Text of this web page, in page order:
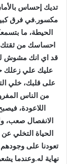
و
ن
ي
ا
تديك إحساس
مكسور.في فرق
الحيطة، ما
احساسك من
قد اي انك مشوش
عليك علي زعلك
على قلبك، خلي
من الناس
اللاعودة،
الانفصال صعب،
الحياة التخلي
تعودنا على وجودهم
نهاية له.وعندما